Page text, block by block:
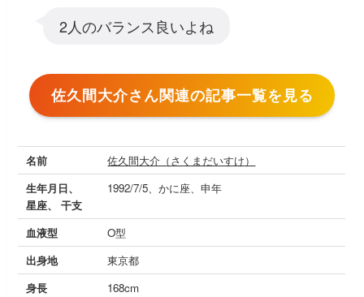
2人のバランス良いよね
佐久間大介さん関連の記事一覧を見る
名前
佐久間大介（さくまだいすけ）
生年月日、
星座、 干支
1992/7/5、かに座、申年
血液型
O型
出身地
東京都
身長
168cm